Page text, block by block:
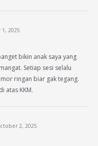
2025
bikin anak saya yang
Setiap sesi selalu
ringan biar gak tegang.
atas KKM.
2, 2025